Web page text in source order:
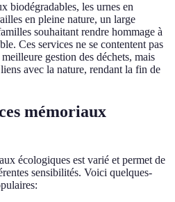
biodégradables, les urnes en
en pleine nature, un large
souhaitant rendre hommage à
Ces services ne se contentent pas
gestion des déchets, mais
avec la nature, rendant la fin de
mémoriaux
écologiques est varié et permet de
sensibilités. Voici quelques-